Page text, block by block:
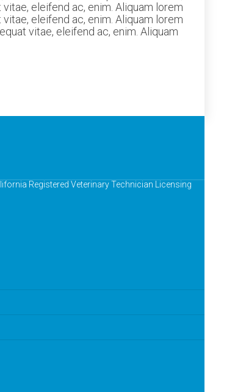
eleifend ac, enim. Aliquam lorem
eleifend ac, enim. Aliquam lorem
vitae, eleifend ac, enim. Aliquam
Registered Veterinary Technician Licensing